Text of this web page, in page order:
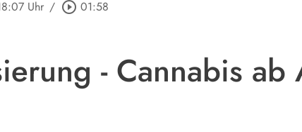
Uhr / play_circle_outline 01:58
- Cannabis